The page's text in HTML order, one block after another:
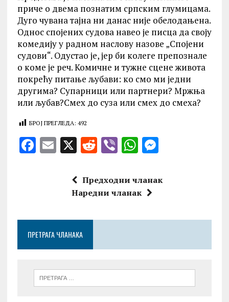
приче о двема познатим српским глумицама.
Дуго чувана тајна ни данас није обелодањена.
Однос спојених судова навео је писца да своју
комедију у радном наслову назове „Спојени
судови“. Одустао је, јер би колеге препознале
о коме је реч. Комичне и тужне сцене живота
покрећу питање љубави: ко смо ми једни
другима? Супарници или партнери? Мржња
или љубав?Смех до суза или смех до смеха?
БРОЈ ПРЕГЛЕДА: 492
F
o
k
E X R
d
di
V
er
W
at
s
p
M
se
er
Предходни чланак
Наредни чланак
ПРЕТРАГА ЧЛАНАКА